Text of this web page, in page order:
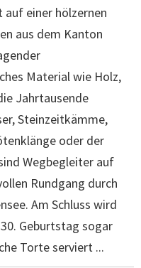
einer hölzernen
aus dem Kanton
Material wie Holz,
Jahrtausende
Steinzeitkämme,
oder der
Wegbegleiter auf
Rundgang durch
Am Schluss wird
Geburtstag sogar
Torte serviert ...